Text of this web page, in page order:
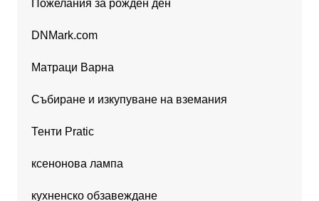
Пожелания за рожден ден
DNMark.com
Матраци Варна
Събиране и изкупуване на вземания
Тенти Pratic
ксенонова лампа
кухненско обзавеждане